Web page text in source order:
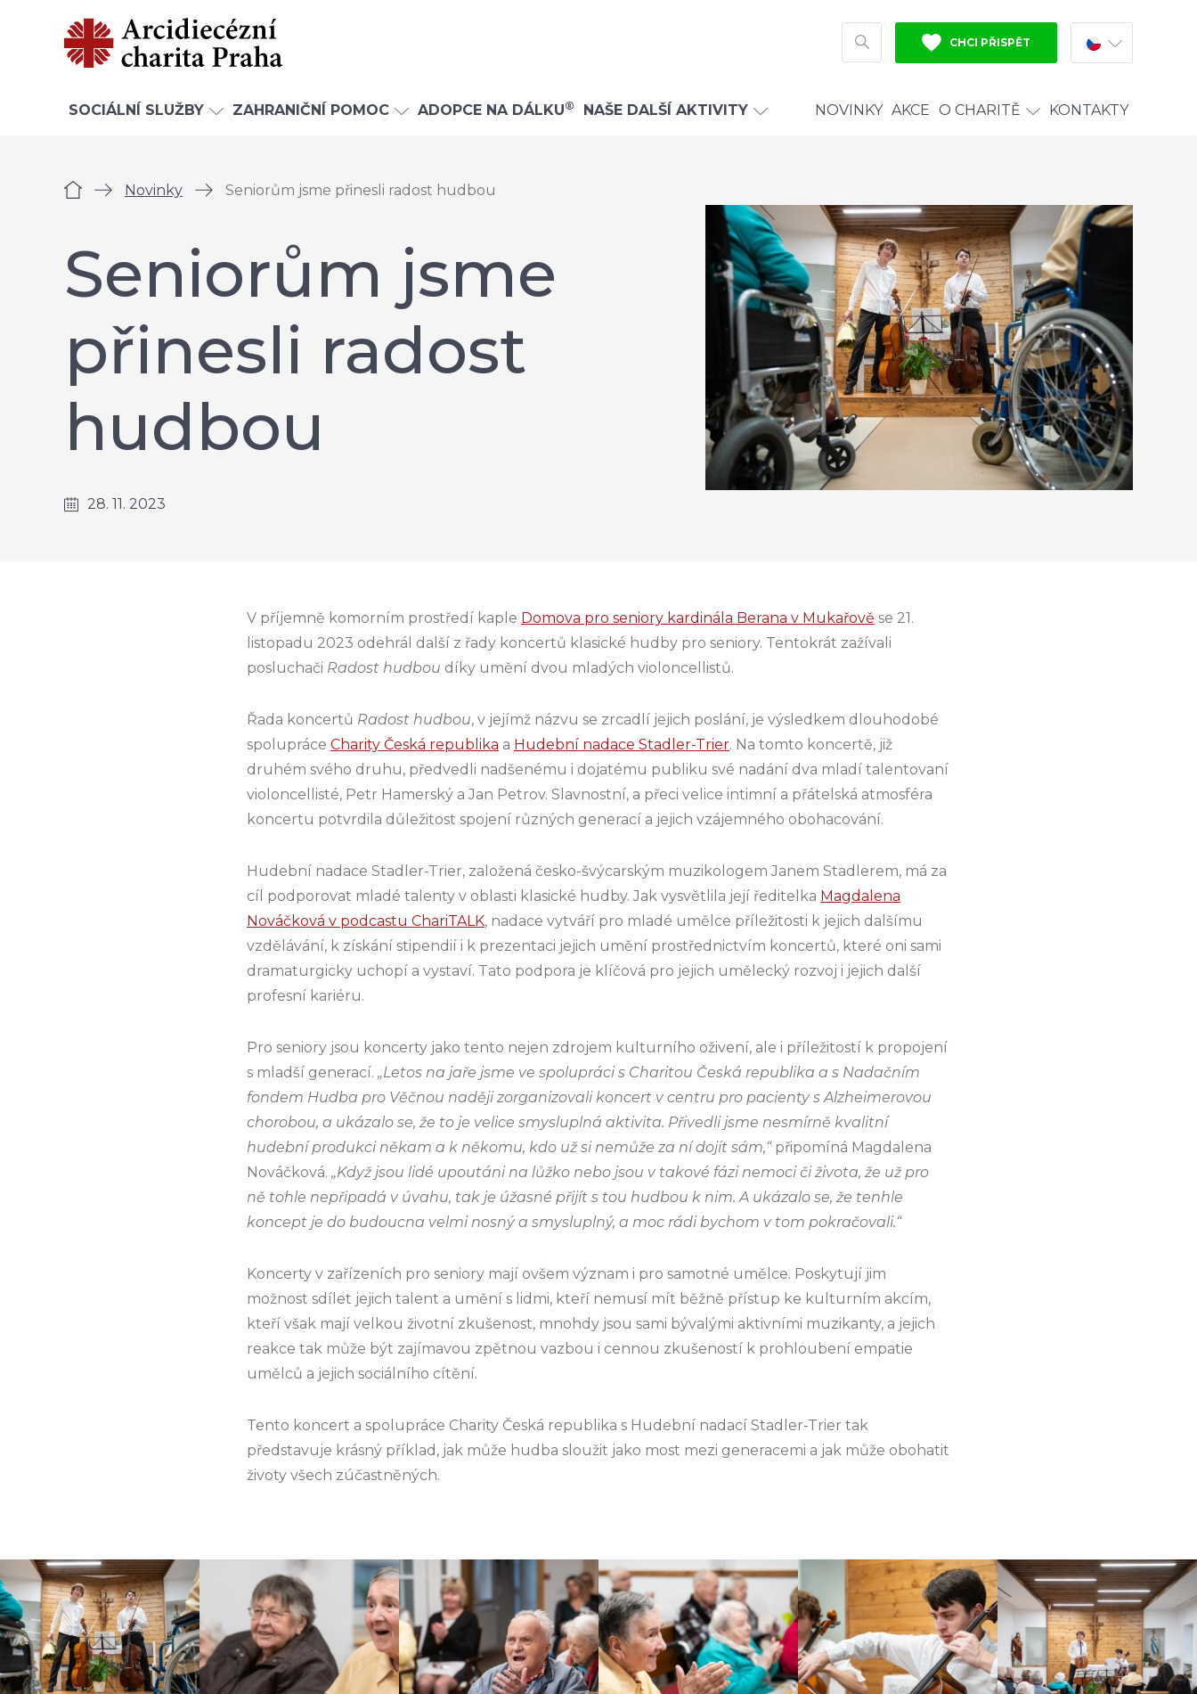
HLEDAT CHCI PŘISPĚT
SOCIÁLNÍ SLUŽBY ZAHRANIČNÍ POMOC ADOPCE NA DÁLKU® NAŠE DALŠÍ AKTIVITY NOVINKY AKCE O CHARITĚ KONTAKTY
Úvod Novinky Seniorům jsme přinesli radost hudbou
Seniorům jsme
přinesli radost
hudbou
28. 11. 2023
V příjemně komorním prostředí kaple Domova pro seniory kardinála Berana v Mukařově se 21.
listopadu 2023 odehrál další z řady koncertů klasické hudby pro seniory. Tentokrát zažívali
posluchači Radost hudbou díky umění dvou mladých violoncellistů.
Řada koncertů Radost hudbou, v jejímž názvu se zrcadlí jejich poslání, je výsledkem dlouhodobé
spolupráce Charity Česká republika a Hudební nadace Stadler-Trier. Na tomto koncertě, již
druhém svého druhu, předvedli nadšenému i dojatému publiku své nadání dva mladí talentovaní
violoncellisté, Petr Hamerský a Jan Petrov. Slavnostní, a přeci velice intimní a přátelská atmosféra
koncertu potvrdila důležitost spojení různých generací a jejich vzájemného obohacování.
Hudební nadace Stadler-Trier, založená česko-švýcarským muzikologem Janem Stadlerem, má za
cíl podporovat mladé talenty v oblasti klasické hudby. Jak vysvětlila její ředitelka Magdalena
Nováčková v podcastu ChariTALK, nadace vytváří pro mladé umělce příležitosti k jejich dalšímu
vzdělávání, k získání stipendií i k prezentaci jejich umění prostřednictvím koncertů, které oni sami
dramaturgicky uchopí a vystaví. Tato podpora je klíčová pro jejich umělecký rozvoj i jejich další
profesní kariéru.
Pro seniory jsou koncerty jako tento nejen zdrojem kulturního oživení, ale i příležitostí k propojení
s mladší generací. „Letos na jaře jsme ve spolupráci s Charitou Česká republika a s Nadačním
fondem Hudba pro Věčnou naději zorganizovali koncert v centru pro pacienty s Alzheimerovou
chorobou, a ukázalo se, že to je velice smysluplná aktivita. Přivedli jsme nesmírně kvalitní
hudební produkci někam a k někomu, kdo už si nemůže za ní dojít sám,“připomíná Magdalena
Nováčková. „Když jsou lidé upoutáni na lůžko nebo jsou v takové fázi nemoci či života, že už pro
ně tohle nepřipadá v úvahu, tak je úžasné přijít s tou hudbou k nim. A ukázalo se, že tenhle
koncept je do budoucna velmi nosný a smysluplný, a moc rádi bychom v tom pokračovali.“
Koncerty v zařízeních pro seniory mají ovšem význam i pro samotné umělce. Poskytují jim
možnost sdílet jejich talent a umění s lidmi, kteří nemusí mít běžně přístup ke kulturním akcím,
kteří však mají velkou životní zkušenost, mnohdy jsou sami bývalými aktivními muzikanty, a jejich
reakce tak může být zajímavou zpětnou vazbou i cennou zkušeností k prohloubení empatie
umělců a jejich sociálního cítění.
Tento koncert a spolupráce Charity Česká republika s Hudební nadací Stadler-Trier tak
představuje krásný příklad, jak může hudba sloužit jako most mezi generacemi a jak může obohatit
životy všech zúčastněných.